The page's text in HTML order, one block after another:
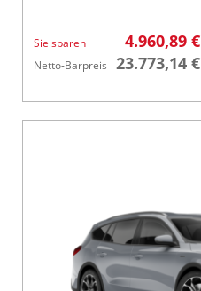
Sie sparen 4.960,89 €
Netto-Barpreis 23.773,14 €